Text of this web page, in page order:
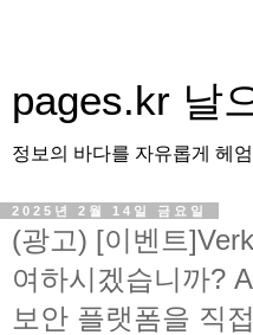
pages.kr 날
정보의 바다를 자유롭게 헤
2025년 2월 14일 금요일
(광고) [이벤트
여하시겠습니까?
보안 플랫폼을 직